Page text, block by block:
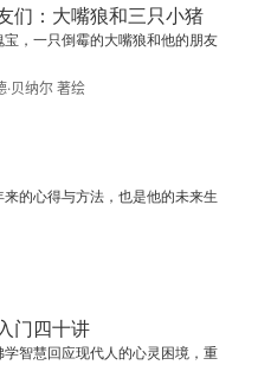
帆
响
们：大嘴狼和三只小猪
，一只倒霉的大嘴狼和他的朋友
·贝纳尔 著绘
的心得与方法，也是他的未来生
门四十讲
学智慧回应现代人的心灵困境，重